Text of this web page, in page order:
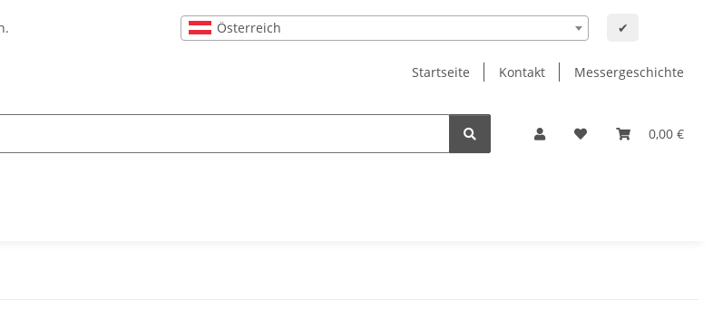
Österreich ✔
Startseite Kontakt Messergeschichte
0,00 €